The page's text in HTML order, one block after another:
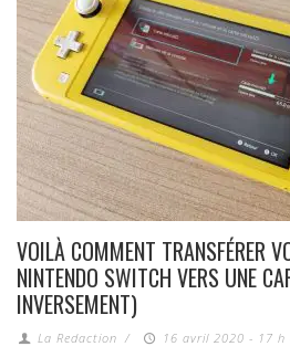
VOILÀ COMMENT TRANSFÉRER
NINTENDO SWITCH VERS UNE
INVERSEMENT)
La Redaction / 16 avril 2020 - 17 h